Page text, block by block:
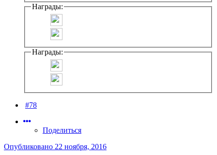
Награды:
Награды:
#78
Поделиться
Опубликовано 22 ноября, 2016